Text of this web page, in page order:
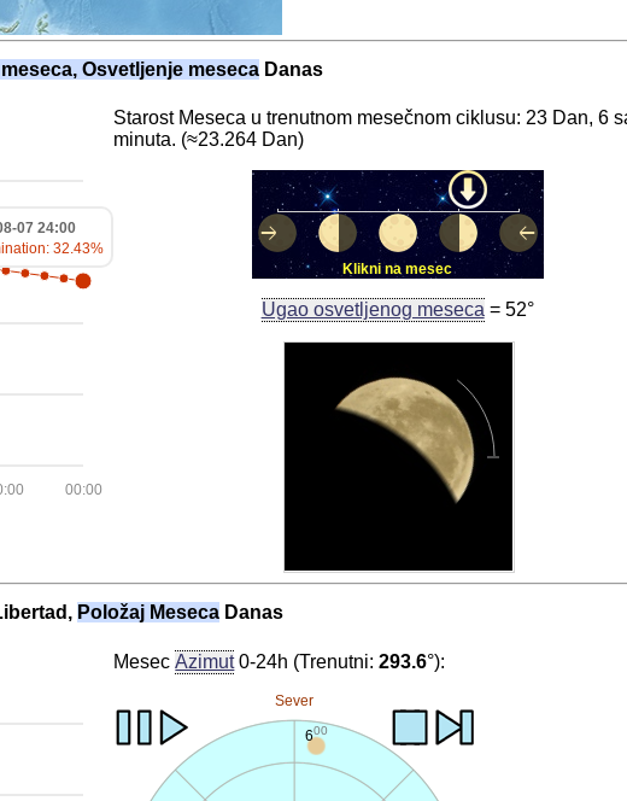
meseca, Osvetljenje mesecaDanas
00:00
07 24:00
32.43%
Starost Meseca u trenutnom mesečnom ciklusu: 23 Dan, 6
minuta. (≈23.264 Dan)
Klikni na mesec
Ugao osvetljenog meseca = 52°
Položaj Meseca Danas
MesecAzimut0-24h (Trenutni:293.6°):
Sever
600